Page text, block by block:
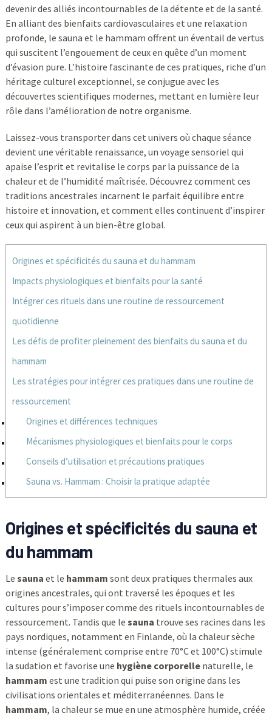
devenir des alliés incontournables de la détente et de la santé.
En alliant des bienfaits cardiovasculaires et une relaxation
profonde, le sauna et le hammam offrent un éventail de vertus
qui suscitent l’engouement de ceux en quête d’un moment
d’évasion pure. L’histoire fascinante de ces pratiques, riche d’un
héritage culturel exceptionnel, se conjugue avec les
découvertes scientifiques modernes, mettant en lumière leur
rôle dans l’amélioration de notre organisme.
Laissez-vous transporter dans cet univers où chaque séance
devient une véritable renaissance, un voyage sensoriel qui
apaise l’esprit et revitalise le corps par la puissance de la
chaleur et de l’humidité maîtrisée. Découvrez comment ces
traditions ancestrales incarnent le parfait équilibre entre
histoire et innovation, et comment elles continuent d’inspirer
ceux qui aspirent à un bien-être global.
Origines et spécificités du sauna et du hammam
Impacts physiologiques et bienfaits pour la santé
Intégrer ces rituels dans une routine de ressourcement
quotidienne
Les défis de profiter pleinement des bienfaits du sauna et du
hammam
Les stratégies pour intégrer ces pratiques dans une routine de
ressourcement
Origines et différences techniques
Mécanismes physiologiques et bienfaits pour le corps
Conseils d’utilisation et précautions pratiques
Sauna vs. Hammam : Choisir la pratique adaptée
Origines et spécificités du sauna et
du hammam
Le sauna et le hammam sont deux pratiques thermales aux
origines ancestrales, qui ont traversé les époques et les
cultures pour s’imposer comme des rituels incontournables de
ressourcement. Tandis que le sauna trouve ses racines dans les
pays nordiques, notamment en Finlande, où la chaleur sèche
intense (généralement comprise entre 70°C et 100°C) stimule
la sudation et favorise une hygiène corporellenaturelle, le
hammam est une tradition qui puise son origine dans les
civilisations orientales et méditerranéennes. Dans le
hammam, la chaleur se mue en une atmosphère humide, créée